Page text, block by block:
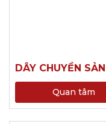
DÂY CHUYỀN
Quan tâm